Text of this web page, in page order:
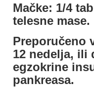
Mačke: 1/4
telesne mase.
Preporučeno
12 nedelja, ili
egzokrine
pankreasa.